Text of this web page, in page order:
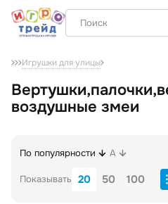
Игрушки для улицы
воздушные змеи
По популярности A
Показывать 20 50 100